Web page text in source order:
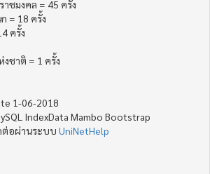
ชมงคล = 45 ครั้ง
= 18 ครั้ง
ครั้ง
ชาติ = 1 ครั้ง
1-06-2018
IndexData Mambo Bootstrap
ต่อผ่านระบบ UniNetHelp